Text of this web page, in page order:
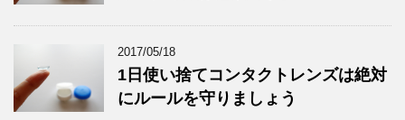
2017/05/18
1日使い捨てコンタクトレンズは絶対
にルールを守りましょう